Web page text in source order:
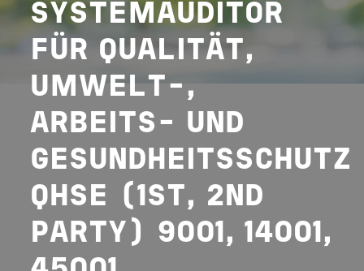
SYSTEMAUDITOR
FÜR QUALITÄT,
UMWELT-,
ARBEITS- UND
GESUNDHEITSSCHUTZ
QHSE (1ST, 2ND
PARTY) 9001, 14001,